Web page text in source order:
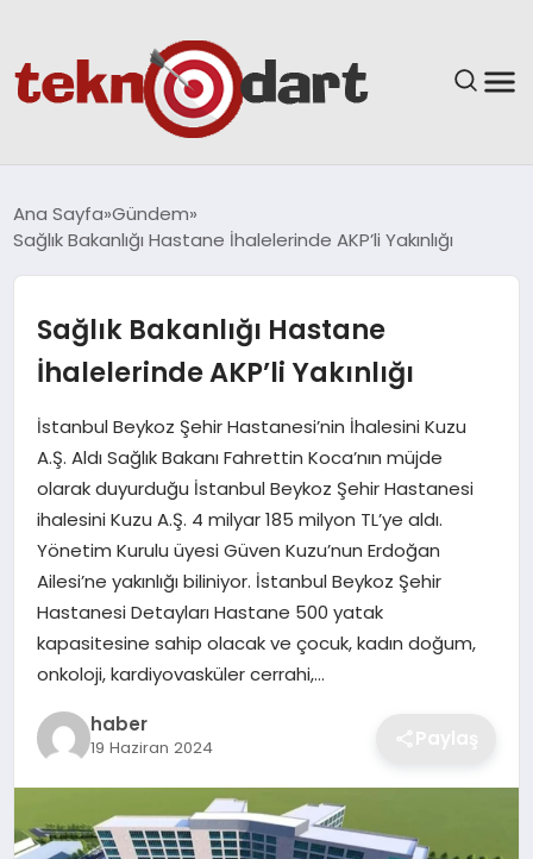
YAŞAM
BILIM & TEKNOLOJI
EĞITIM
GÜNDEM
SPOR
EKONOMI
MAGAZIN
OTOMOBIL
TEKNOLOJI
Ana Sayfa Gündem
Sağlık Bakanlığı Hastane İhalelerinde AKP’li Yakınlığı
Sağlık Bakanlığı Hastane
İhalelerinde AKP’li Yakınlığı
İstanbul Beykoz Şehir Hastanesi’nin İhalesini Kuzu
A.Ş. Aldı Sağlık Bakanı Fahrettin Koca’nın müjde
olarak duyurduğu İstanbul Beykoz Şehir Hastanesi
ihalesini Kuzu A.Ş. 4 milyar 185 milyon TL’ye aldı.
Yönetim Kurulu üyesi Güven Kuzu’nun Erdoğan
Ailesi’ne yakınlığı biliniyor. İstanbul Beykoz Şehir
Hastanesi Detayları Hastane 500 yatak
kapasitesine sahip olacak ve çocuk, kadın doğum,
onkoloji, kardiyovasküler cerrahi,…
haber
19 Haziran 2024